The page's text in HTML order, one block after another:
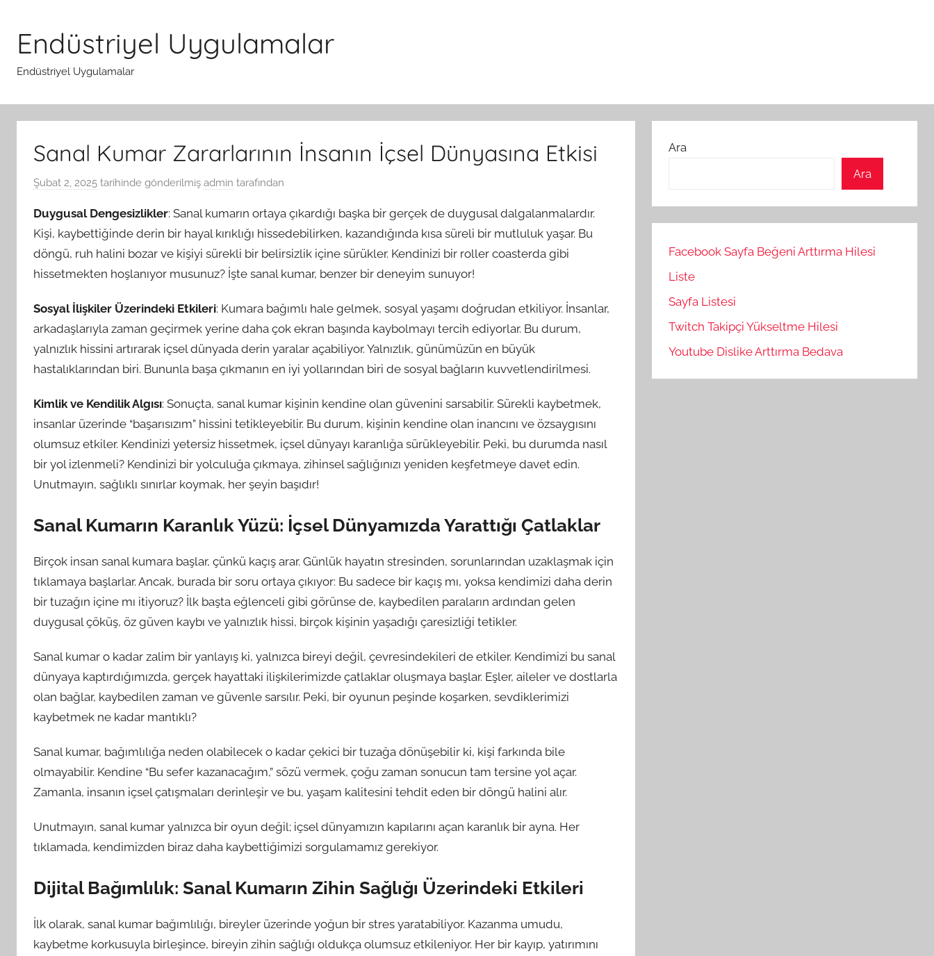
Endüstriyel Uygulamalar
Endüstriyel Uygulamalar
Sanal Kumar Zararlarının İnsanın İçsel Dünyasına Etkisi
Şubat 2, 2025 tarihinde gönderilmiş admin tarafından
Duygusal Dengesizlikler: Sanal kumarın ortaya çıkardığı başka bir gerçek de duygusal dalgalanmalardır.
Kişi, kaybettiğinde derin bir hayal kırıklığı hissedebilirken, kazandığında kısa süreli bir mutluluk yaşar. Bu
döngü, ruh halini bozar ve kişiyi sürekli bir belirsizlik içine sürükler. Kendinizi bir roller coasterda gibi
hissetmekten hoşlanıyor musunuz? İşte sanal kumar, benzer bir deneyim sunuyor!
Sosyal İlişkiler Üzerindeki Etkileri: Kumara bağımlı hale gelmek, sosyal yaşamı doğrudan etkiliyor. İnsanlar,
arkadaşlarıyla zaman geçirmek yerine daha çok ekran başında kaybolmayı tercih ediyorlar. Bu durum,
yalnızlık hissini artırarak içsel dünyada derin yaralar açabiliyor. Yalnızlık, günümüzün en büyük
hastalıklarından biri. Bununla başa çıkmanın en iyi yollarından biri de sosyal bağların kuvvetlendirilmesi.
Kimlik ve Kendilik Algısı: Sonuçta, sanal kumar kişinin kendine olan güvenini sarsabilir. Sürekli kaybetmek,
insanlar üzerinde “başarısızım” hissini tetikleyebilir. Bu durum, kişinin kendine olan inancını ve özsaygısını
olumsuz etkiler. Kendinizi yetersiz hissetmek, içsel dünyayı karanlığa sürükleyebilir. Peki, bu durumda nasıl
bir yol izlenmeli? Kendinizi bir yolculuğa çıkmaya, zihinsel sağlığınızı yeniden keşfetmeye davet edin.
Unutmayın, sağlıklı sınırlar koymak, her şeyin başıdır!
Sanal Kumarın Karanlık Yüzü: İçsel Dünyamızda Yarattığı Çatlaklar
Birçok insan sanal kumara başlar, çünkü kaçış arar. Günlük hayatın stresinden, sorunlarından uzaklaşmak için
tıklamaya başlarlar. Ancak, burada bir soru ortaya çıkıyor: Bu sadece bir kaçış mı, yoksa kendimizi daha derin
bir tuzağın içine mı itiyoruz? İlk başta eğlenceli gibi görünse de, kaybedilen paraların ardından gelen
duygusal çöküş, öz güven kaybı ve yalnızlık hissi, birçok kişinin yaşadığı çaresizliği tetikler.
Sanal kumar o kadar zalim bir yanlayış ki, yalnızca bireyi değil, çevresindekileri de etkiler. Kendimizi bu sanal
dünyaya kaptırdığımızda, gerçek hayattaki ilişkilerimizde çatlaklar oluşmaya başlar. Eşler, aileler ve dostlarla
olan bağlar, kaybedilen zaman ve güvenle sarsılır. Peki, bir oyunun peşinde koşarken, sevdiklerimizi
kaybetmek ne kadar mantıklı?
Sanal kumar, bağımlılığa neden olabilecek o kadar çekici bir tuzağa dönüşebilir ki, kişi farkında bile
olmayabilir. Kendine “Bu sefer kazanacağım,” sözü vermek, çoğu zaman sonucun tam tersine yol açar.
Zamanla, insanın içsel çatışmaları derinleşir ve bu, yaşam kalitesini tehdit eden bir döngü halini alır.
Unutmayın, sanal kumar yalnızca bir oyun değil; içsel dünyamızın kapılarını açan karanlık bir ayna. Her
tıklamada, kendimizden biraz daha kaybettiğimizi sorgulamamız gerekiyor.
Dijital Bağımlılık: Sanal Kumarın Zihin Sağlığı Üzerindeki Etkileri
İlk olarak, sanal kumar bağımlılığı, bireyler üzerinde yoğun bir stres yaratabiliyor. Kazanma umudu,
kaybetme korkusuyla birleşince, bireyin zihin sağlığı oldukça olumsuz etkileniyor. Her bir kayıp, yatırımını
Ara
Ara
Facebook Sayfa Beğeni Arttırma Hilesi
Liste
Sayfa Listesi
Twitch Takipçi Yükseltme Hilesi
Youtube Dislike Arttırma Bedava